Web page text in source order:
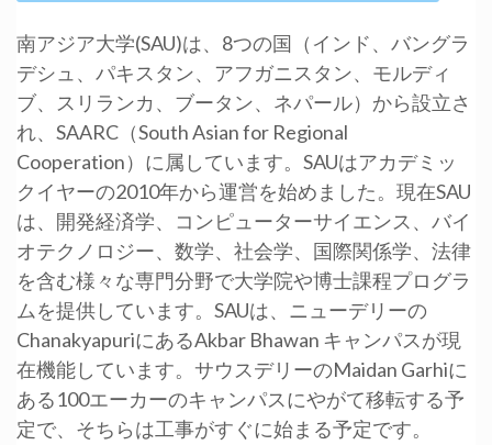
南アジア大学(SAU)は、8つの国（インド、バングラ
デシュ、パキスタン、アフガニスタン、モルディ
ブ、スリランカ、ブータン、ネパール）から設立さ
れ、SAARC（South Asian for Regional
Cooperation）に属しています。SAUはアカデミッ
クイヤーの2010年から運営を始めました。現在SAU
は、開発経済学、コンピューターサイエンス、バイ
オテクノロジー、数学、社会学、国際関係学、法律
を含む様々な専門分野で大学院や博士課程プログラ
ムを提供しています。SAUは、ニューデリーの
ChanakyapuriにあるAkbar Bhawan キャンパスが現
在機能しています。サウスデリーのMaidan Garhiに
ある100エーカーのキャンパスにやがて移転する予
定で、そちらは工事がすぐに始まる予定です。